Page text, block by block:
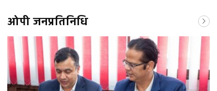
ओपी जनप्रतिनिधि